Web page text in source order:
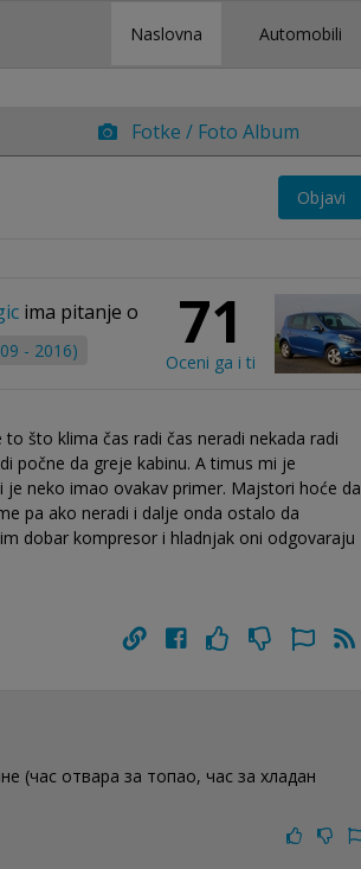
Naslovna Automobili
Fotke / Foto Album
Objavi
ima pitanje o
- 2016) 71
Oceni ga i ti
što klima čas radi čas neradi nekada radi
počne da greje kabinu. A timus mi je
neko imao ovakav primer. Majstori hoće da
pa ako neradi i dalje onda ostalo da
dobar kompresor i hladnjak oni odgovaraju
(час отвара за топао, час за хладан